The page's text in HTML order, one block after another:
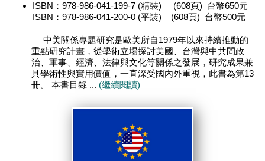
ISBN：978-986-041-199-7 (精裝) (608頁) 台幣650元
ISBN：978-986-041-200-0 (平裝) (608頁) 台幣500元
中美關係專題研究是歐美所自1979年以來持續推動的
重點研究計畫，從學術立場探討美國、台灣與中共間政
治、軍事、經濟、法律與文化等關係之發展，研究成果兼
具學術性與實用價值，一直深受國內外重視，此書為第13
冊。 本書目錄 ... (繼續閱讀)